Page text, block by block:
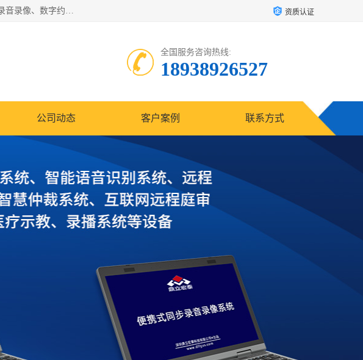
深圳鼎立宏泰科技有限公司专注做语音录像系统；主要服务有：约谈室同步录音录像系统、设计数字询问同步录音录像、数字约谈室同步录音录像、公开听证室、智慧庭审、智能语音识别转写、远程提讯（提审）、记录仪、远程指挥综合管理平台、录播系统等 资质认证
全国服务咨询热线:
18938926527
公司动态 客户案例 联系方式